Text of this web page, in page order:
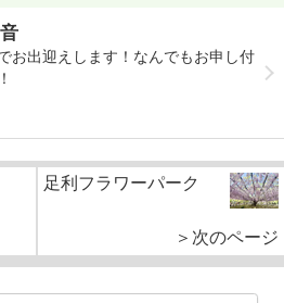
お出迎えします！なんでもお申し付
足利フラワーパーク
＞次のページ